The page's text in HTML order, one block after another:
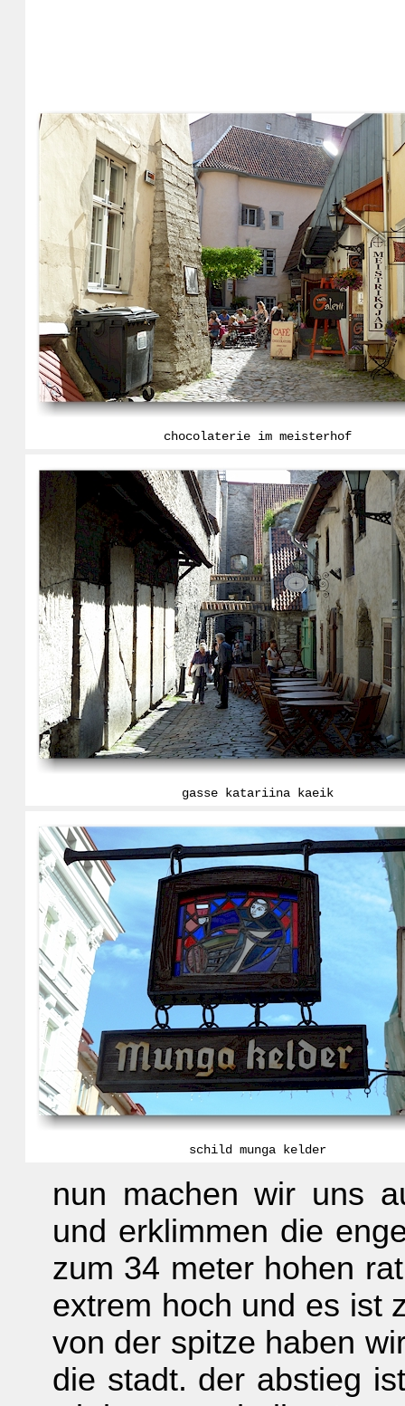
chocolaterie im meisterhof
gasse katariina kaeik
schild munga kelder
nun machen wir uns
und erklimmen die
zum 34 meter hohen
extrem hoch und es ist
von der spitze haben
die stadt. der abstieg